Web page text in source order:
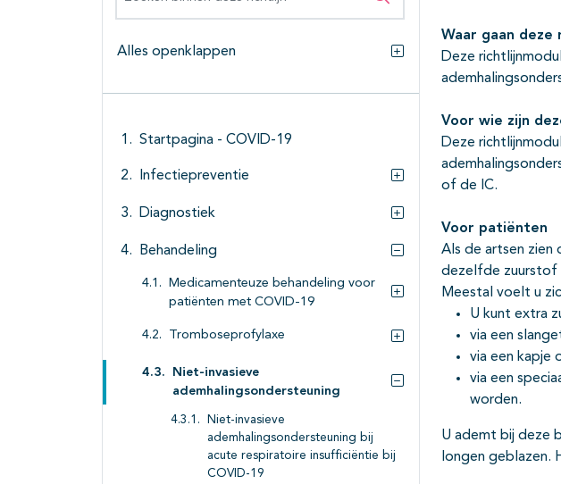
Zoeken binnen deze
Alles openklappen
Alles openklappen
Startpagina - COVID-19
Infectiepreventie
Diagnostiek
Subpagina's open- en
Behandeling
Subpagina's open- en
Medicamenteuze behandeling voor
patiënten met COVID-19
Subpagina's open- en
Tromboseprofylaxe
Subpagina's open- en
Niet-invasieve
ademhalingsondersteuning
Subpagina's open- en
Niet-invasieve
ademhalingsondersteuning bij
acute respiratoire insufficiëntie bij
COVID-19
Waar gaan deze
Deze
Voor wie zijn
Deze
of de IC.
Voor patiënten
Als de artsen zien
dezelfde zuurstof
Meestal voelt u
U kunt extra
via een
via een kapje
via een
worden.
U ademt bij deze
longen geblazen.